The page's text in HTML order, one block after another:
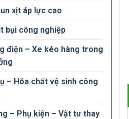
xịt áp lực cao
bụi công nghiệp
điện – Xe kéo hàng trong
– Hóa chất vệ sinh công
– Phụ kiện – Vật tư thay